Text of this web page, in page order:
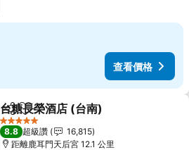
查看價格
分享 加入我的最愛
台糖長榮酒店 (台南)
5 星級
8.8 超級讚
16,815
距離鹿耳門天后宮 12.1 公里